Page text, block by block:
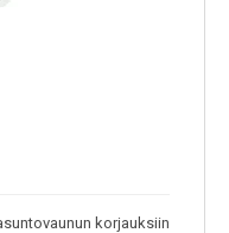
korjauksiin